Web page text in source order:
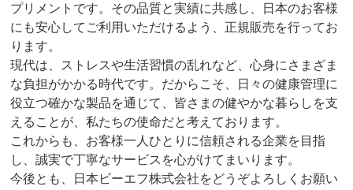
プリメントです。その品質と実績に共感し、日本のお客様
にも安心してご利用いただけるよう、正規販売を行ってお
ります。
現代は、ストレスや生活習慣の乱れなど、心身にさまざま
な負担がかかる時代です。だからこそ、日々の健康管理に
役立つ確かな製品を通じて、皆さまの健やかな暮らしを支
えることが、私たちの使命だと考えております。
これからも、お客様一人ひとりに信頼される企業を目指
し、誠実で丁寧なサービスを心がけてまいります。
今後とも、日本ビーエフ株式会社をどうぞよろしくお願い